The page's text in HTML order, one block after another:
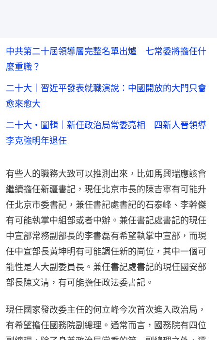
中共第二十屆領導層完整名單出爐 七常委將擔任什
麼重職？
二十大｜習近平發表就職演說：中國開放的大門只會
愈來愈大
二十大・圖輯｜新任政治局常委亮相 四新人晉領導
李克強明年退任
有些人的職務大致可以推測出來，比如馬興瑞應該會
繼續擔任新疆書記，現任北京市長的陳吉寧有可能升
任北京市委書記，兼任書記處書記的石泰峰、李幹傑
有可能執掌中組部或者中辦。兼任書記處書記的現任
中宣部常務副部長的李書磊有希望執掌中宣部，而現
任中宣部長黃坤明有可能調任新的崗位，其中一個可
能性是人大副委員長。兼任書記處書記的現任國安部
部長陳文清，有可能擔任政法委書記。
現任國家發改委主任的何立峰今次首次進入政治局，
有希望擔任國務院副總理。通常而言，國務院有四位